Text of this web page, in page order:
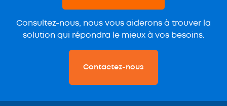
Consultez-nous, nous vous aiderons à trouver la
solution qui répondra le mieux à vos besoins.
Contactez-nous